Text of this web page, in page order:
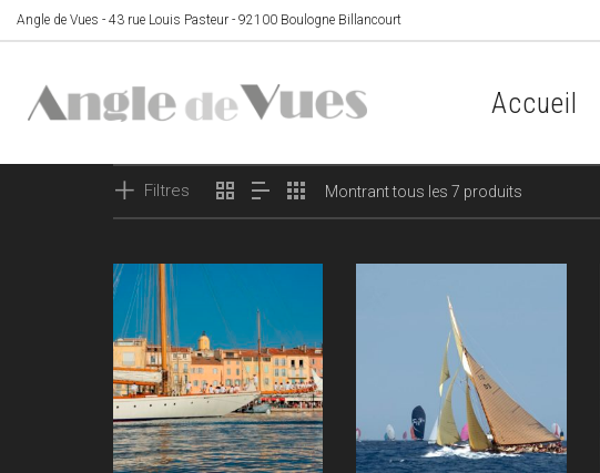
Angle de Vues - 43 rue Louis Pasteur - 92100 Boulogne Billancourt
Accueil
Filtres Montrant tous les 7 produits